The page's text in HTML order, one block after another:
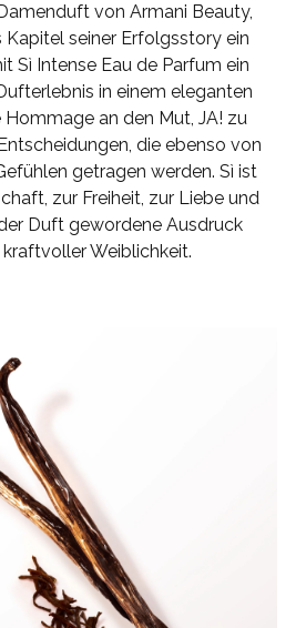
von Armani Beauty,
Kapitel seiner Erfolgsstory ein
Sì Intense Eau de Parfum ein
in einem eleganten
Hommage an den Mut, JA! zu
die ebenso von
getragen werden. Sì ist
zur Freiheit, zur Liebe und
Duft gewordene Ausdruck
kraftvoller Weiblichkeit.